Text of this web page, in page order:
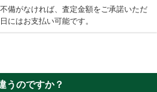
備がなければ、査定金額をご承諾いただ
にはお支払い可能です。
うのですか？